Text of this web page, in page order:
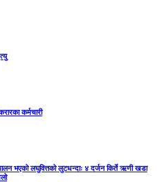
कर्मचारी
भएको लघुवित्तको लुटधन्दाः ४ दर्जन किर्ते ऋणी खडा